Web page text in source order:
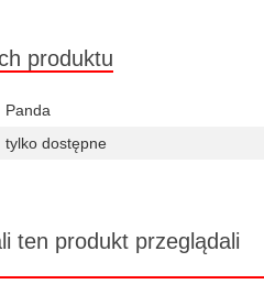
produktu
Panda
tylko dostępne
ten produkt przeglądali